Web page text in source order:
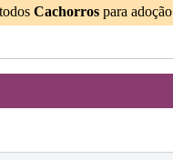
Cachorros para